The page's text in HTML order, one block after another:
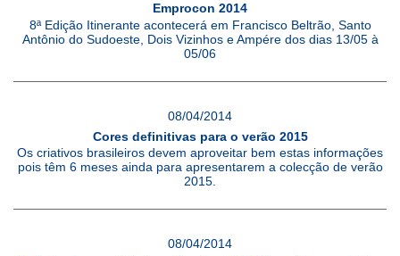
Emprocon 2014
8ª Edição Itinerante acontecerá em Francisco Beltrão, Santo
Antônio do Sudoeste, Dois Vizinhos e Ampére dos dias 13/05 à
05/06
08/04/2014
Cores definitivas para o verão 2015
Os criativos brasileiros devem aproveitar bem estas informações
pois têm 6 meses ainda para apresentarem a colecção de verão
2015.
08/04/2014